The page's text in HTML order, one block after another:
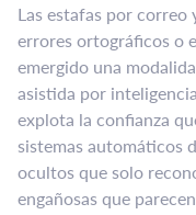
Las estafas por correo
errores ortográficos o
emergido una
asistida por
explota la confianza
sistemas automáticos
ocultos que solo
engañosas que